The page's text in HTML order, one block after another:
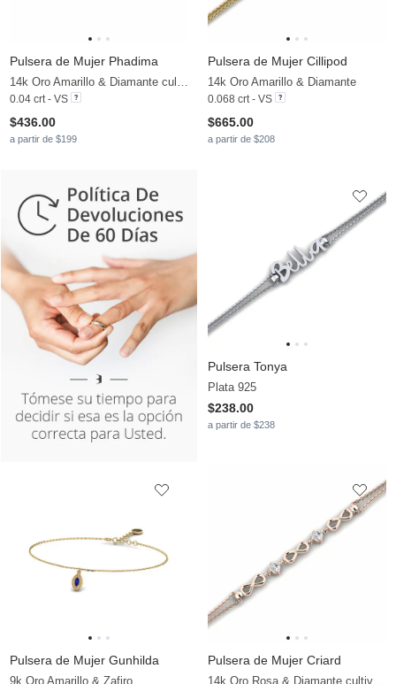
Pulsera de Mujer Phadima
14k Oro Amarillo & Diamante cultivado en laboratorio
0.04 crt - VS
$436.00
a partir de $199
Pulsera de Mujer Cillipod
14k Oro Amarillo & Diamante
0.068 crt - VS
$665.00
a partir de $208
Pulsera Tonya
Plata 925
$238.00
a partir de $238
Pulsera de Mujer Gunhilda
9k Oro Amarillo & Zafiro
Pulsera de Mujer Criard
14k Oro Rosa & Diamante cultivado en laboratorio